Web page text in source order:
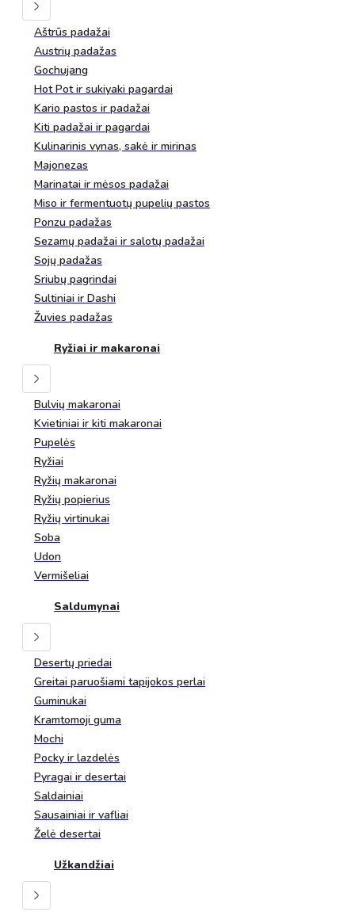
Aštrūs padažai
Austrių padažas
Gochujang
Hot Pot ir sukiyaki pagardai
Kario pastos ir padažai
Kiti padažai ir pagardai
Kulinarinis vynas, sakė ir mirinas
Majonezas
Marinatai ir mėsos padažai
Miso ir fermentuotų pupelių pastos
Ponzu padažas
Sezamų padažai ir salotų padažai
Sojų padažas
Sriubų pagrindai
Sultiniai ir Dashi
Žuvies padažas
Ryžiai ir makaronai
Bulvių makaronai
Kvietiniai ir kiti makaronai
Pupelės
Ryžiai
Ryžių makaronai
Ryžių popierius
Ryžių virtinukai
Soba
Udon
Vermišeliai
Saldumynai
Desertų priedai
Greitai paruošiami tapijokos perlai
Guminukai
Kramtomoji guma
Mochi
Pocky ir lazdelės
Pyragai ir desertai
Saldainiai
Sausainiai ir vafliai
Želė desertai
Užkandžiai